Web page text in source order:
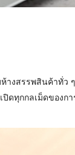
งสรรพสินค้าทั่ว
ปิดทุกกลเม็ดของก